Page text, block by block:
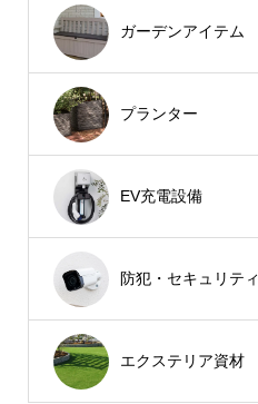
ガーデンアイテム
プランター
EV充電設備
防犯・セキュリティ
エクステリア資材